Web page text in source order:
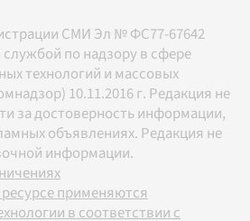
СМИ Эл № ФС77-67642
по надзору в сфере
технологий и массовых
10.11.2016 г. Редакция не
за достоверность информации,
объявлениях. Редакция не
информации.
применяются
в соответствии с